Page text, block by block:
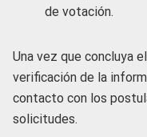
de votación.
Una vez que concluya
verificación de la
contacto con los
solicitudes.